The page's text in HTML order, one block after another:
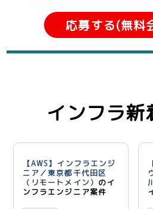
応募する(無料
インフラ新
【AWS】インフラエンジ
ニア／東京都千代田区
（リモートメイン） のイ
ンフラエンジニア案件